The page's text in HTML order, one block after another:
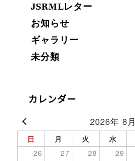
JSRMLレター
お知らせ
ギャラリー
未分類
カレンダー
2026年 8月
日 月 火 水
26
27 28 29